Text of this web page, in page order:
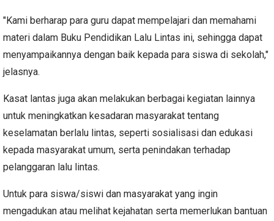
"Kami berharap para guru dapat mempelajari dan memahami
materi dalam Buku Pendidikan Lalu Lintas ini, sehingga dapat
menyampaikannya dengan baik kepada para siswa di sekolah,"
jelasnya.
Kasat lantas juga akan melakukan berbagai kegiatan lainnya
untuk meningkatkan kesadaran masyarakat tentang
keselamatan berlalu lintas, seperti sosialisasi dan edukasi
kepada masyarakat umum, serta penindakan terhadap
pelanggaran lalu lintas.
Untuk para siswa/siswi dan masyarakat yang ingin
mengadukan atau melihat kejahatan serta memerlukan bantuan